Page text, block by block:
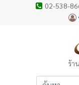
02-538-
ร้า